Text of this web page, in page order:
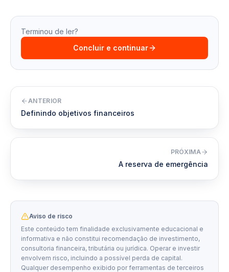
Terminou de ler?
Concluir e continuar
ANTERIOR
Definindo objetivos financeiros
PRÓXIMA
A reserva de emergência
Aviso de risco
Este conteúdo tem finalidade exclusivamente educacional e
informativa e não constitui recomendação de investimento,
consultoria financeira, tributária ou jurídica. Operar e investir
envolvem risco, incluindo a possível perda de capital.
Qualquer desempenho exibido por ferramentas de terceiros